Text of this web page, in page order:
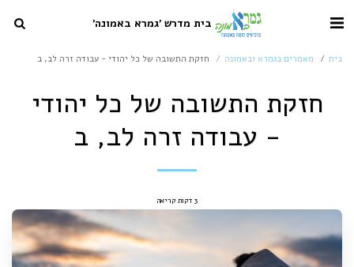
בית מדרש 'גמרא באמונה'
בית מאמרים בגמרא ובאמונה חזקת התשובה של כל יהודי - עבודה זרה לב, ב
חזקת התשובה של כל יהודי
- עבודה זרה לב, ב
3 דקות קריאה